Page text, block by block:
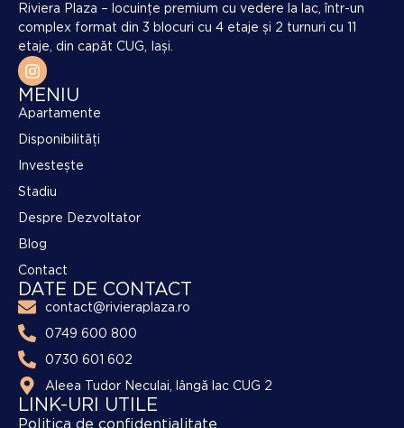
Riviera Plaza – locuințe premium cu vedere la lac, într-un
complex format din 3 blocuri cu 4 etaje și 2 turnuri cu 11
etaje, din capăt CUG, Iași.
MENIU
Apartamente
Disponibilități
Investește
Stadiu
Despre Dezvoltator
Blog
Contact
DATE DE CONTACT
contact@rivieraplaza.ro
0749 600 800
0730 601 602
Aleea Tudor Neculai, lângă lac CUG 2
LINK-URI UTILE
Politica de confidențialitate